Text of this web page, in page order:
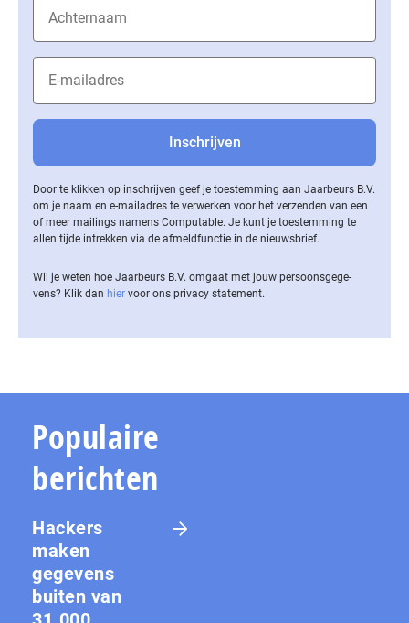
Door te klikken op inschrijven geef je toestemming aan Jaarbeurs B.V.
om je naam en e-mailadres te verwerken voor het verzenden van een
of meer mailings namens Computable. Je kunt je toestemming te
allen tijde intrekken via de af­meld­func­tie in de nieuwsbrief.
Wil je weten hoe Jaarbeurs B.V. omgaat met jouw per­soons­ge­ge­
vens? Klik dan hier voor ons privacy statement.
Populaire
berichten
Hackers
maken
gegevens
buiten van